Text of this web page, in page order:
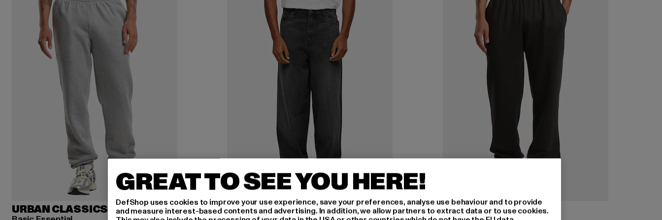
URBAN CLASSICS URBAN CLASSICS URBAN CLASSICS
GREAT TO SEE YOU HERE!
DefShop uses cookies to improve your use experience, save your preferences, analyse use behaviour and to provide
and measure interest-based contents and advertising. In addition, we allow partners to extract data or to use cookies.